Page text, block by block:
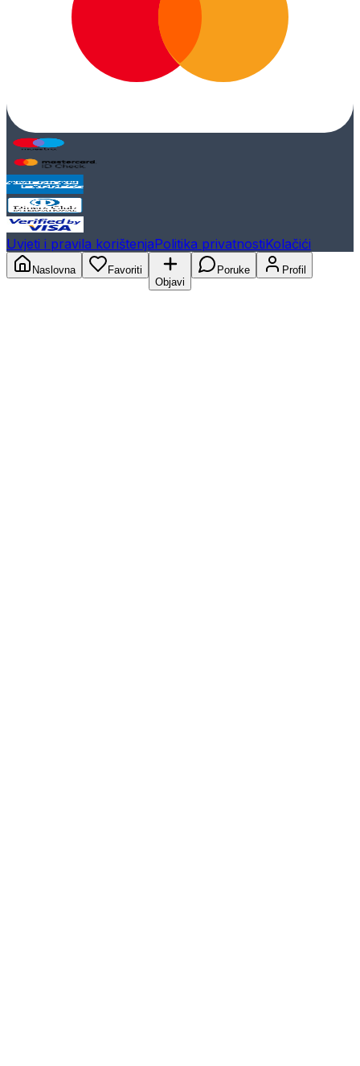
Uvjeti i pravila korištenjaPolitika privatnostiKolačići
Naslovna
Favoriti
Objavi
Poruke Profil